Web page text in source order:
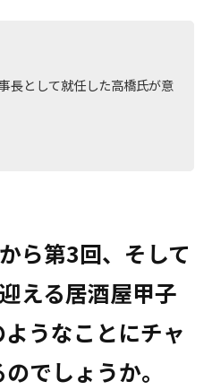
長として就任した高橋氏が意
ら第3回、そして
える居酒屋甲子
うなことにチャ
でしょうか。